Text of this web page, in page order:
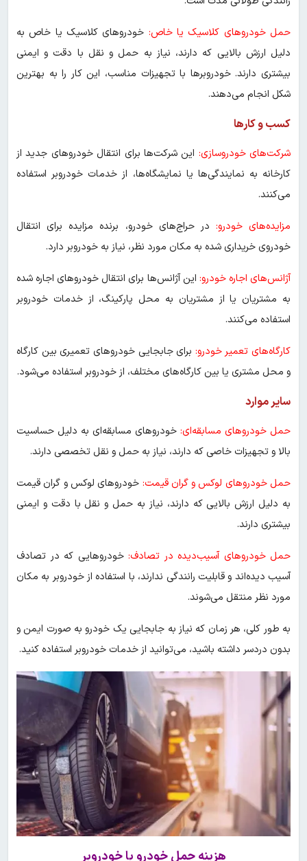
حمل خودروهای کلاسیک یا خاص: خودروهای کلاسیک یا خاص به
دلیل ارزش بالایی که دارند، نیاز به حمل و نقل با دقت و ایمنی
بیشتری دارند. خودروبرها با تجهیزات مناسب، این کار را به بهترین
شکل انجام می‌دهند.
کسب و کارها
شرکت‌های خودروسازی: این شرکت‌ها برای انتقال خودروهای جدید از
کارخانه به نمایندگی‌ها یا نمایشگاه‌ها، از خدمات خودروبر استفاده
می‌کنند.
مزایده‌های خودرو: در حراج‌های خودرو، برنده مزایده برای انتقال
خودروی خریداری شده به مکان مورد نظر، نیاز به خودروبر دارد.
آژانس‌های اجاره خودرو: این آژانس‌ها برای انتقال خودروهای اجاره شده
به مشتریان یا از مشتریان به محل پارکینگ، از خدمات خودروبر
استفاده می‌کنند.
کارگاه‌های تعمیر خودرو: برای جابجایی خودروهای تعمیری بین کارگاه
و محل مشتری یا بین کارگاه‌های مختلف، از خودروبر استفاده می‌شود.
سایر موارد
حمل خودروهای مسابقه‌ای: خودروهای مسابقه‌ای به دلیل حساسیت
بالا و تجهیزات خاصی که دارند، نیاز به حمل و نقل تخصصی دارند.
حمل خودروهای لوکس و گران قیمت: خودروهای لوکس و گران قیمت
به دلیل ارزش بالایی که دارند، نیاز به حمل و نقل با دقت و ایمنی
بیشتری دارند.
حمل خودروهای آسیب‌دیده در تصادف:خودروهایی که در تصادف
آسیب دیده‌اند و قابلیت رانندگی ندارند، با استفاده از خودروبر به مکان
مورد نظر منتقل می‌شوند.
به طور کلی، هر زمان که نیاز به جابجایی یک خودرو به صورت ایمن و
بدون دردسر داشته باشید، می‌توانید از خدمات خودروبر استفاده کنید.
هزینه حمل خودرو با خودروبر